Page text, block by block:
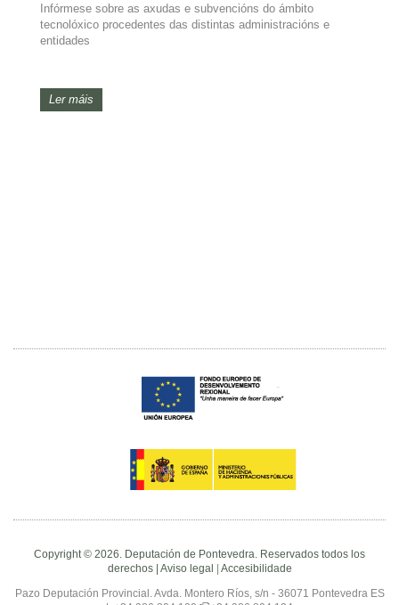
Infórmese sobre as axudas e subvencións do ámbito
tecnolóxico procedentes das distintas administracións e
entidades
Ler máis
Copyright © 2026. Deputación de Pontevedra. Reservados todos los
derechos | Aviso legal Accesibilidade
Pazo Deputación Provincial. Avda. Montero Ríos, s/n - 36071 Pontevedra ES